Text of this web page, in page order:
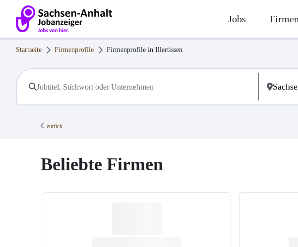
Jobs Firmen
Startseite Firmenprofile Firmenprofile in Illertissen
zurück
Beliebte Firmen